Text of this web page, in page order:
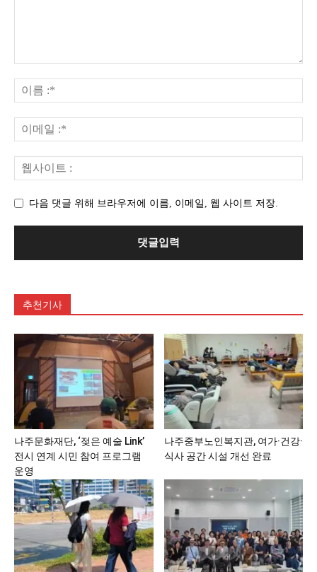
다음 댓글 위해 브라우저에 이름, 이메일, 웹 사이트 저장.
추천기사
나주문화재단, ‘젖은 예술 Link’
전시 연계 시민 참여 프로그램
운영
나주중부노인복지관, 여가·건강·
식사 공간 시설 개선 완료